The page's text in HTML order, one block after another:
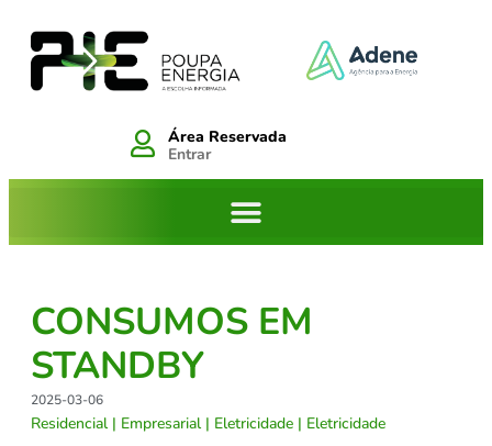
Área Reservada
Entrar
CONSUMOS EM
STANDBY
2025-03-06
Residencial| Empresarial| Eletricidade | Eletricidade